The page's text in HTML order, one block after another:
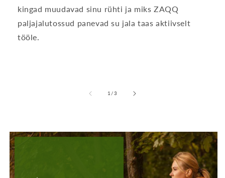
kingad muudavad sinu rühti ja miks ZAQQ
paljajalutossud panevad su jala taas aktiivselt
tööle.
1 /-3